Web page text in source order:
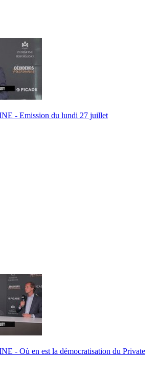
- Emission du lundi 27 juillet
- Où en est la démocratisation du Private